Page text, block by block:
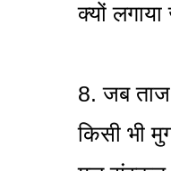
क्यों लगाया
8. जब ताज
किसी भी